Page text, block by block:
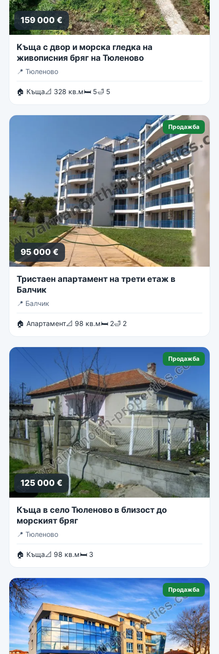
159 000 €
Kъща с двор и морска гледка на
живописния бряг на Тюленово
📍 Тюленово
🏠 Къща📐 328 кв.м🛏 5🛁 5
Продажба
95 000 €
Тристаен апартамент на трети етаж в
Балчик
📍 Балчик
🏠 Апартамент📐 98 кв.м🛏 2🛁 2
Продажба
125 000 €
Къща в село Тюленово в близост до
морският бряг
📍 Тюленово
🏠 Къща📐 98 кв.м🛏 3
Продажба